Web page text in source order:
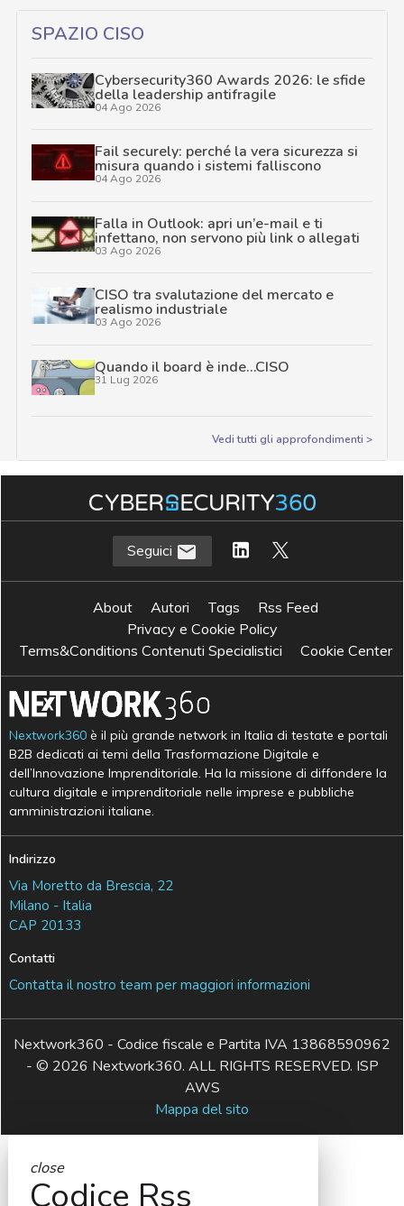
SPAZIO CISO
Cybersecurity360 Awards 2026: le sfide
della leadership antifragile
04 Ago 2026
Fail securely: perché la vera sicurezza si
misura quando i sistemi falliscono
04 Ago 2026
Falla in Outlook: apri un’e-mail e ti
infettano, non servono più link o allegati
03 Ago 2026
CISO tra svalutazione del mercato e
realismo industriale
03 Ago 2026
Quando il board è inde…CISO
31 Lug 2026
Vedi tutti gli approfondimenti >
Seguici
About Autori Tags
Rss Feed
Privacy e Cookie Policy
Terms&Conditions Contenuti Specialistici
Cookie Center
Nextwork360 è il più grande network in Italia di testate e portali
B2B dedicati ai temi della Trasformazione Digitale e
dell’Innovazione Imprenditoriale. Ha la missione di diffondere la
cultura digitale e imprenditoriale nelle imprese e pubbliche
amministrazioni italiane.
Indirizzo
Via Moretto da Brescia, 22
Milano - Italia
CAP 20133
Contatti
Contatta il nostro team per maggiori informazioni
Nextwork360 - Codice fiscale e Partita IVA 13868590962
- © 2026 Nextwork360. ALL RIGHTS RESERVED. ISP
AWS
Mappa del sito
close
Codice Rss